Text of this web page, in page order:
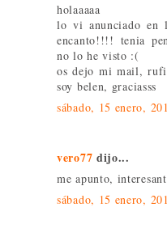
holaaaaa
lo vi anunciado en
encanto!!!! tenia
no lo he visto :(
os dejo mi mail,
soy belen, graciasss
sábado, 15 enero,
vero77 dijo...
me apunto,
sábado, 15 enero,